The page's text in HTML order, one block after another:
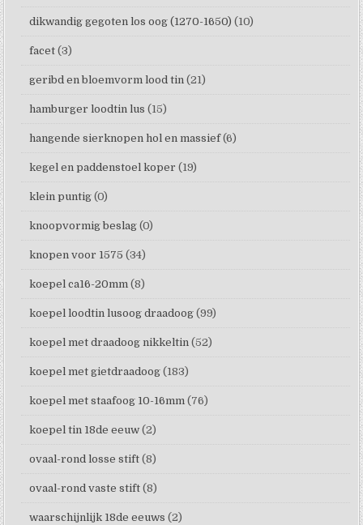
dikwandig gegoten los oog (1270-1650) (10)
facet (3)
geribd en bloemvorm lood tin (21)
hamburger loodtin lus (15)
hangende sierknopen hol en massief (6)
kegel en paddenstoel koper (19)
klein puntig (0)
knoopvormig beslag (0)
knopen voor 1575 (34)
koepel ca16-20mm (8)
koepel loodtin lusoog draadoog (99)
koepel met draadoog nikkeltin (52)
koepel met gietdraadoog (183)
koepel met staafoog 10-16mm (76)
koepel tin 18de eeuw (2)
ovaal-rond losse stift (8)
ovaal-rond vaste stift (8)
waarschijnlijk 18de eeuws (2)